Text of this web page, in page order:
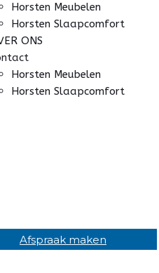
Horsten Meubelen
Horsten Slaapcomfort
ONS
Horsten Meubelen
Horsten Slaapcomfort
Afspraak maken